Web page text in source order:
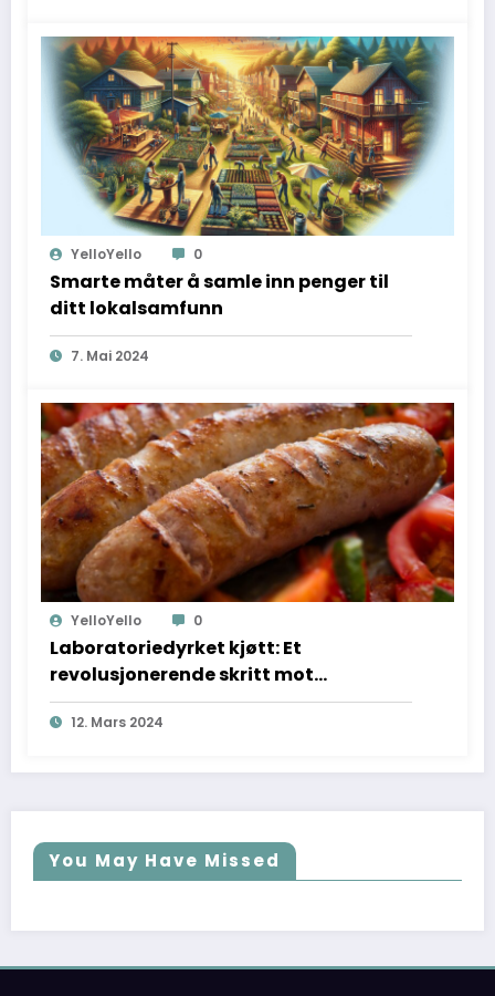
YelloYello 0
Smarte måter å samle inn penger til
ditt lokalsamfunn
7. Mai 2024
YelloYello 0
Laboratoriedyrket kjøtt: Et
revolusjonerende skritt mot
bærekraftig matproduksjon
12. Mars 2024
You May Have Missed